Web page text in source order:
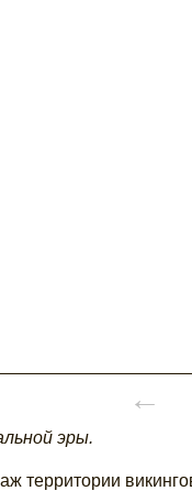
←
эры.
территории